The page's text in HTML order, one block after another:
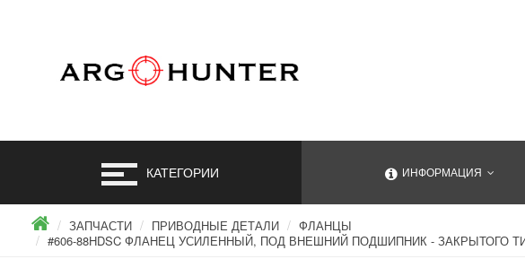
КАТЕГОРИИ ИНФОРМАЦИЯ
ЗАПЧАСТИ ПРИВОДНЫЕ ДЕТАЛИ
ФЛАНЦЫ
#606-88HDSC ФЛАНЕЦ УСИЛЕННЫЙ, ПОД ВНЕШНИЙ ПОДШИПНИК - ЗАКРЫТОГО